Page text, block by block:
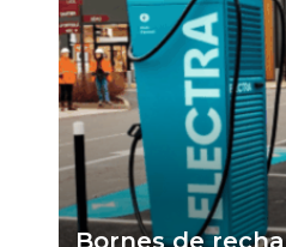
Bornes de